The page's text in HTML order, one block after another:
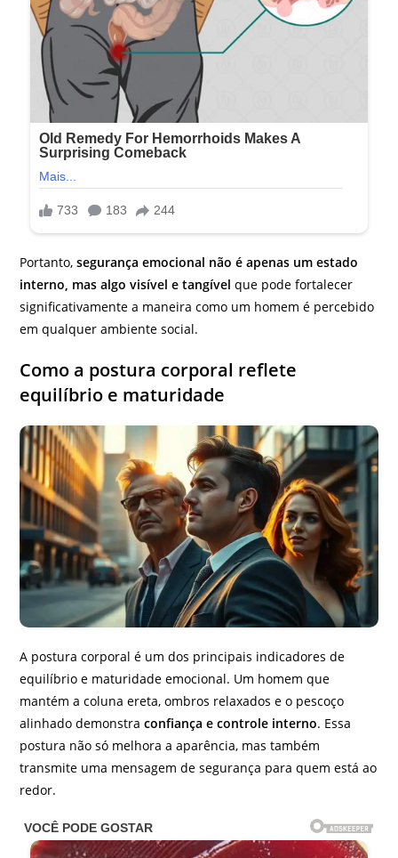
Portanto,segurança emocional não é apenas um estado
interno, mas algo visível e tangível que pode fortalecer
significativamente a maneira como um homem é percebido
em qualquer ambiente social.
Como a postura corporal reflete
equilíbrio e maturidade
A postura corporal é um dos principais indicadores de
equilíbrio e maturidade emocional. Um homem que
mantém a coluna ereta, ombros relaxados e o pescoço
alinhado demonstraconfiança e controle interno. Essa
postura não só melhora a aparência, mas também
transmite uma mensagem de segurança para quem está ao
redor.